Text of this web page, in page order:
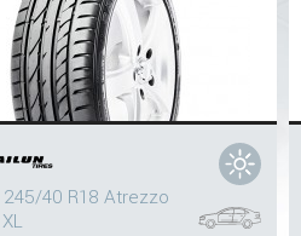
245/40 R18 Atrezzo